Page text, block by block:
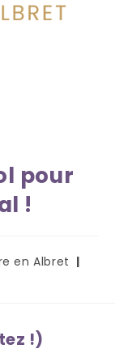
pour
!
en Albret
!)